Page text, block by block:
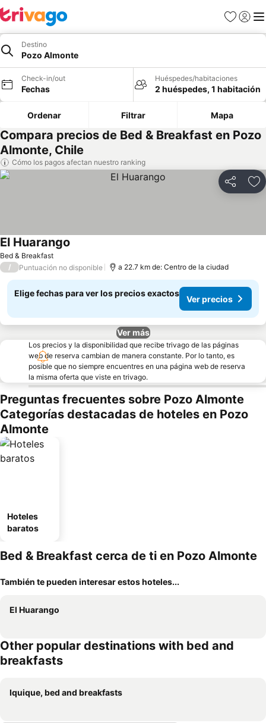
Favoritos
Iniciar
Destino
Pozo Almonte
Check-in/out
Fechas
Huéspedes/habitaciones
2 huéspedes, 1 habitación
Ordenar Filtrar Mapa
Compara precios de Bed & Breakfast en Pozo
Almonte, Chile
Cómo los pagos afectan nuestro ranking
Compartir
Bed & Breakfast
El Huarango
/ Puntuación no disponible a 22.7 km de: Centro de la ciudad
Elige fechas para ver los precios exactos
Ver precios
Ver más
Los precios y la disponibilidad que recibe trivago de las páginas
web de reserva cambian de manera constante. Por lo tanto, es
posible que no siempre encuentres en una página web de reserva
la misma oferta que viste en trivago.
Preguntas frecuentes sobre Pozo Almonte
Categorías destacadas de hoteles en Pozo
Almonte
Hoteles
baratos
Bed & Breakfast cerca de ti en Pozo Almonte
También te pueden interesar estos hoteles...
El Huarango
Other popular destinations with bed and
breakfasts
Iquique, bed and breakfasts